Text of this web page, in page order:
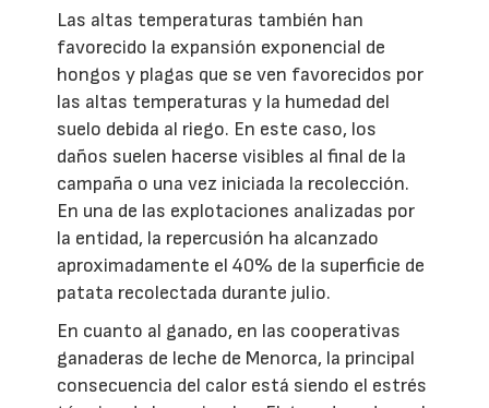
Las altas temperaturas también han
favorecido la expansión exponencial de
hongos y plagas que se ven favorecidos por
las altas temperaturas y la humedad del
suelo debida al riego. En este caso, los
daños suelen hacerse visibles al final de la
campaña o una vez iniciada la recolección.
En una de las explotaciones analizadas por
la entidad, la repercusión ha alcanzado
aproximadamente el 40% de la superficie de
patata recolectada durante julio.
En cuanto al ganado, en las cooperativas
ganaderas de leche de Menorca, la principal
consecuencia del calor está siendo el estrés